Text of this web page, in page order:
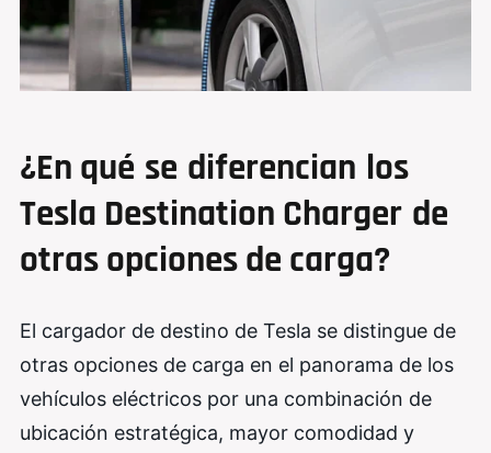
¿En qué se diferencian los
Tesla Destination Charger de
otras opciones de carga?
El cargador de destino de Tesla se distingue de
otras opciones de carga en el panorama de los
vehículos eléctricos por una combinación de
ubicación estratégica, mayor comodidad y